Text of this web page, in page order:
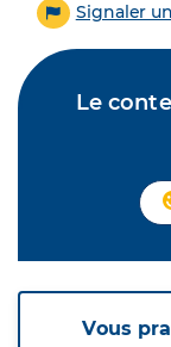
Signaler
Le
Vous